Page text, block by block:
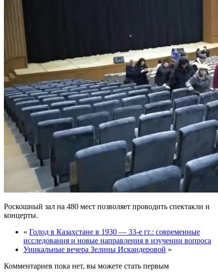
Роскошный зал на 480 мест позволяет проводить спектакли и
концерты.
« Голод в Казахстане в 1930 — 33-е гг.: современные
исследования и новые направления в изучении вопроса
Уникальные вечера Зелины Искандеровой »
Комментариев пока нет, вы можете стать первым